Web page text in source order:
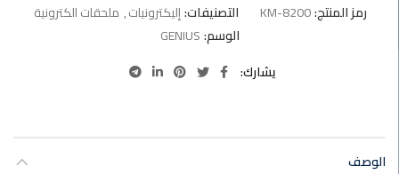
رمز المنتج:KM-8200 التصنيفات:إليكترونيات, ملحقات الكترونية
الوسم:GENIUS
يشارك
الوصف